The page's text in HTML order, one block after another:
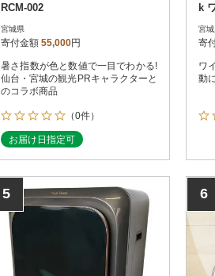
RCM-002
宮城県
寄付金額 55,000円
暑さ指数が色と数値で一目でわかる!
仙台・宮城の観光PRキャラクターと
のコラボ商品
（0件）
お届け日指定可
k
宮
寄
ワ
動
5 6